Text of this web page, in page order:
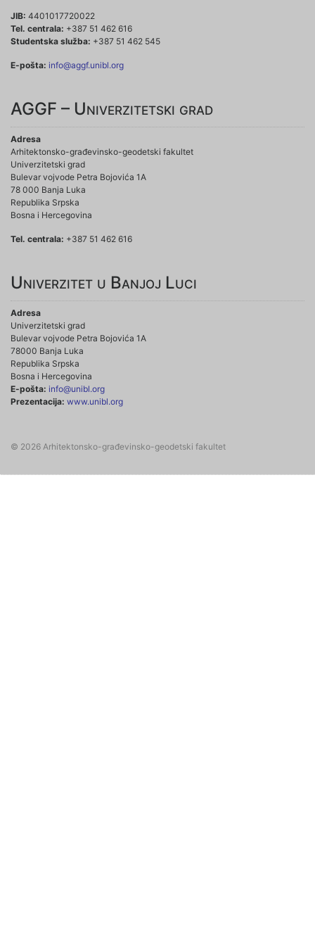
JIB: 4401017720022
Tel. centrala: +387 51 462 616
Studentska služba: +387 51 462 545
E-pošta: info@aggf.unibl.org
AGGF – Univerzitetski grad
Adresa
Arhitektonsko-građevinsko-geodetski fakultet
Univerzitetski grad
Bulevar vojvode Petra Bojovića 1A
78 000 Banja Luka
Republika Srpska
Bosna i Hercegovina
Tel. centrala: +387 51 462 616
Univerzitet u Banjoj Luci
Adresa
Univerzitetski grad
Bulevar vojvode Petra Bojovića 1A
78000 Banja Luka
Republika Srpska
Bosna i Hercegovina
E-pošta: info@unibl.org
Prezentacija: www.unibl.org
© 2026 Arhitektonsko-građevinsko-geodetski fakultet